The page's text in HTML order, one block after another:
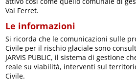
Val Ferret.
Le informazioni
Si ricorda che le comunicazioni sulle
Civile per il rischio glaciale sono
JARVIS PUBLIC, il sistema di gestione
reale su viabilità, interventi sul
Civile.